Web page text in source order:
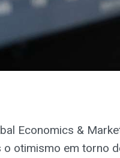
Economics &
otimismo em torno